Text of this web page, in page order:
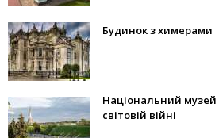
Будинок з химерами
Національний музей
світовій війні